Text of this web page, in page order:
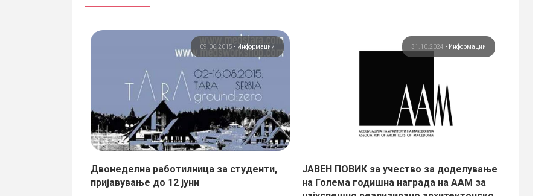
09.06.2015 • Информации
Двонеделна работилница за студенти,
пријавување до 12 јуни
31.10.2024 • Информации
ЈАВЕН ПОВИК за учество за доделување
на Голема годишна награда на ААМ за